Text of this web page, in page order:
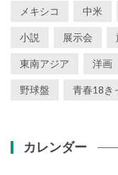
メキシコ 中米
小説 展示会
東南アジア 洋画
野球盤 青春18き
カレンダー